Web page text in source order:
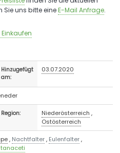
Sie uns bitte eineE-Mail Anfrage.
Hinzugefügt
am:
03.07.2020
Region: Niederösterreich ,
Ostösterreich
, Nachtfalter, Eulenfalter,